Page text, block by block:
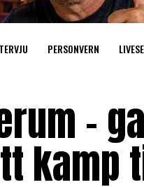
PERSONVERN
– ga
kamp